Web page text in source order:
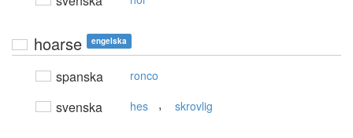
hoarse engelska
spanska ronco
svenska hes , skrovlig